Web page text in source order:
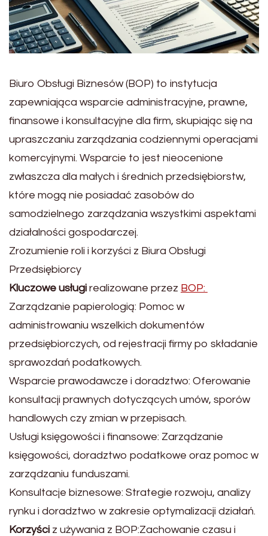
Biuro Obsługi Biznesów (BOP) to instytucja
zapewniająca wsparcie administracyjne, prawne,
finansowe i konsultacyjne dla firm, skupiając się na
upraszczaniu zarządzania codziennymi operacjami
komercyjnymi. Wsparcie to jest nieocenione
zwłaszcza dla małych i średnich przedsiębiorstw,
które mogą nie posiadać zasobów do
samodzielnego zarządzania wszystkimi aspektami
działalności gospodarczej.
Zrozumienie roli i korzyści z Biura Obsługi
Przedsiębiorcy
Kluczowe usługi realizowane przez BOP:
Zarządzanie papierologią: Pomoc w
administrowaniu wszelkich dokumentów
przedsiębiorczych, od rejestracji firmy po składanie
sprawozdań podatkowych.
Wsparcie prawodawcze i doradztwo: Oferowanie
konsultacji prawnych dotyczących umów, sporów
handlowych czy zmian w przepisach.
Usługi księgowości i finansowe: Zarządzanie
księgowości, doradztwo podatkowe oraz pomoc w
zarządzaniu funduszami.
Konsultacje biznesowe: Strategie rozwoju, analizy
rynku i doradztwo w zakresie optymalizacji działań.
Korzyści z używania z BOP:Zachowanie czasu i